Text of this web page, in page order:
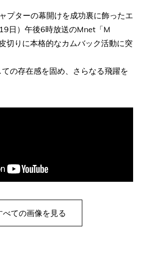
プターの幕開けを成功裏に飾ったエ
日）午後6時放送のMnet「M
切りに本格的なカムバック活動に突
ての存在感を固め、さらなる飛躍を
べての画像を見る